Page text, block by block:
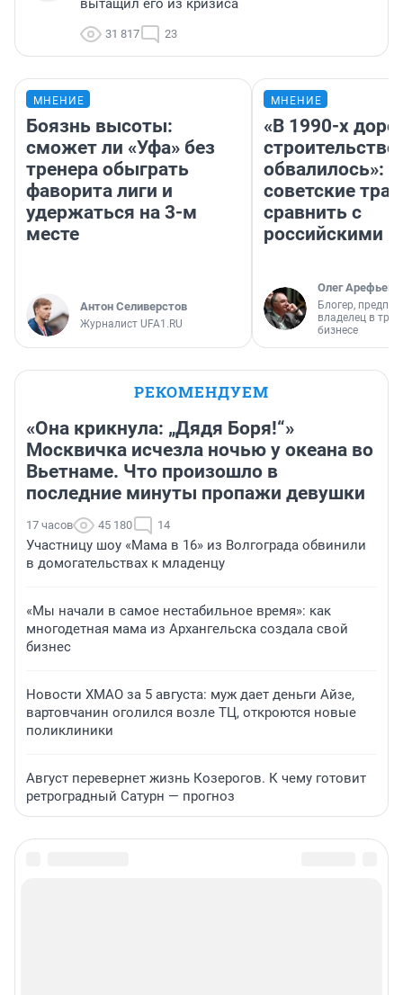
вытащил его из кризиса
31 817 23
МНЕНИЕ
Боязнь высоты:
сможет ли «Уфа» без
тренера обыграть
фаворита лиги и
удержаться на 3-м
месте
Антон Селиверстов
Журналист UFA1.RU
МНЕНИЕ
«В 1990-х
строительство
обвалилось»:
советские
сравнить с
российскими
Олег Арефьев
Блогер,
владелец в
бизнесе
РЕКОМЕНДУЕМ
«Она крикнула: „Дядя Боря!“»
Москвичка исчезла ночью у океана во
Вьетнаме. Что произошло в
последние минуты пропажи девушки
17 часов 45 180 14
Участницу шоу «Мама в 16» из Волгограда обвинили
в домогательствах к младенцу
«Мы начали в самое нестабильное время»: как
многодетная мама из Архангельска создала свой
бизнес
Новости ХМАО за 5 августа: муж дает деньги Айзе,
вартовчанин оголился возле ТЦ, откроются новые
поликлиники
Август перевернет жизнь Козерогов. К чему готовит
ретроградный Сатурн — прогноз